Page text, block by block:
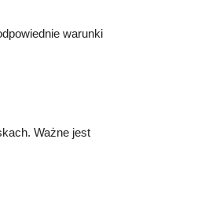
warunki
Ważne jest